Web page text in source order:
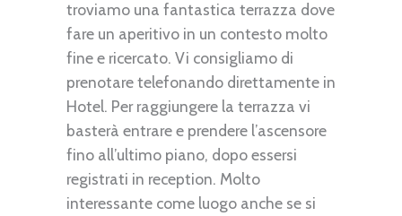
troviamo una fantastica terrazza dove
fare un aperitivo in un contesto molto
fine e ricercato. Vi consigliamo di
prenotare telefonando direttamente in
Hotel. Per raggiungere la terrazza vi
basterà entrare e prendere l’ascensore
fino all’ultimo piano, dopo essersi
registrati in reception. Molto
interessante come luogo anche se si